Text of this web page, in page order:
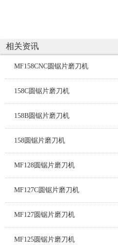
相关资讯
MF158CNC圆锯片磨刀机
158C圆锯片磨刀机
158B圆锯片磨刀机
158圆锯片磨刀机
MF128圆锯片磨刀机
MF127C圆锯片磨刀机
MF127圆锯片磨刀机
MF125圆锯片磨刀机